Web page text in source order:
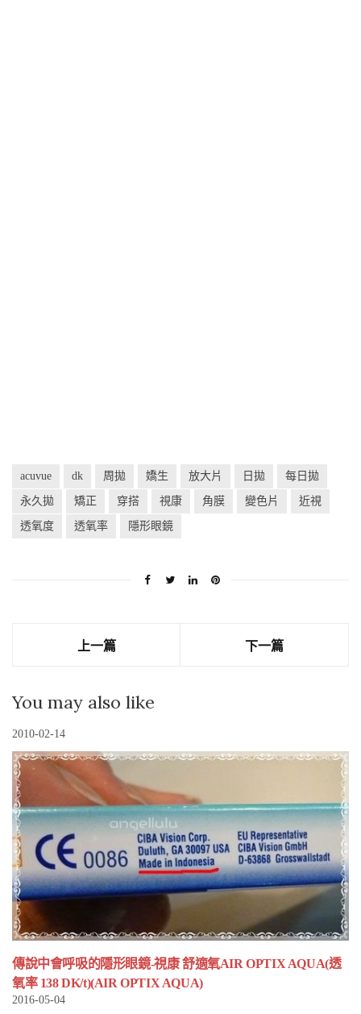
acuvue dk 周拋 嬌生 放大片 日拋 每日拋
永久拋 矯正 穿搭 視康 角膜 變色片 近視
透氧度 透氧率 隱形眼鏡
上一篇 下一篇
You may also like
2010-02-14
傳說中會呼吸的隱形眼鏡-視康 舒適氧AIR OPTIX AQUA(透
氧率 138 DK/t)(AIR OPTIX AQUA)
2016-05-04